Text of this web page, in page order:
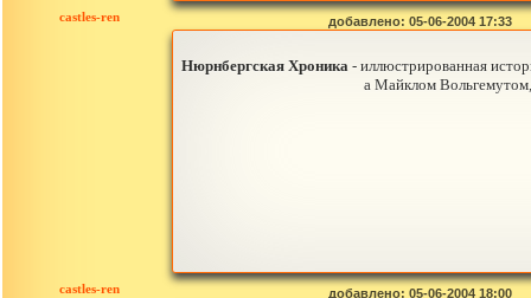
castles-ren добавлено: 05-06-2004 17:33
Нюрнбергская Хроника- иллюстрированная
а Майклом
castles-ren добавлено: 05-06-2004 18:00